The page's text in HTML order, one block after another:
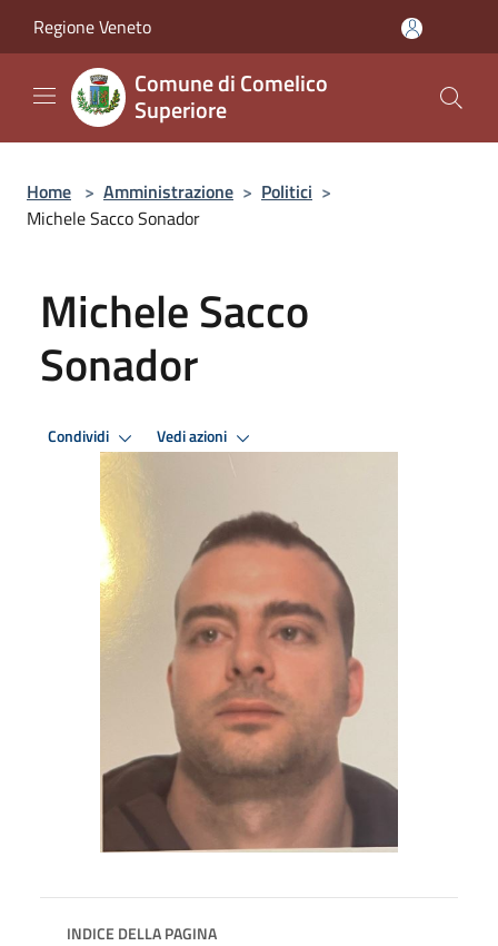
Regione Veneto
Comune di Comelico
Superiore
Home > Amministrazione > Politici >
Michele Sacco Sonador
Michele Sacco
Sonador
Condividi Vedi azioni
INDICE DELLA PAGINA